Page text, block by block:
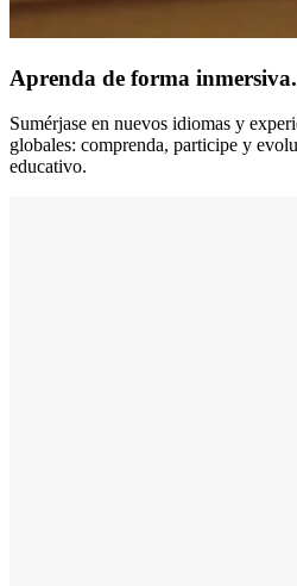
Aprenda de forma inmersiva.
Sumérjase en nuevos idiomas y
globales: comprenda, participe y
educativo.